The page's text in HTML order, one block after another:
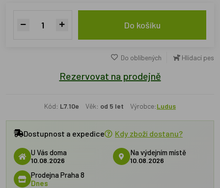
Do košíku
Do oblíbených Hlídací pes
Rezervovat na prodejně
Kód: L7.10e Věk: od 5 let Výrobce:Ludus
Dostupnost a expedice Kdy zboží dostanu?
U Vás doma
10.08.2026
Na výdejním místě
10.08.2026
Prodejna Praha 8
Dnes